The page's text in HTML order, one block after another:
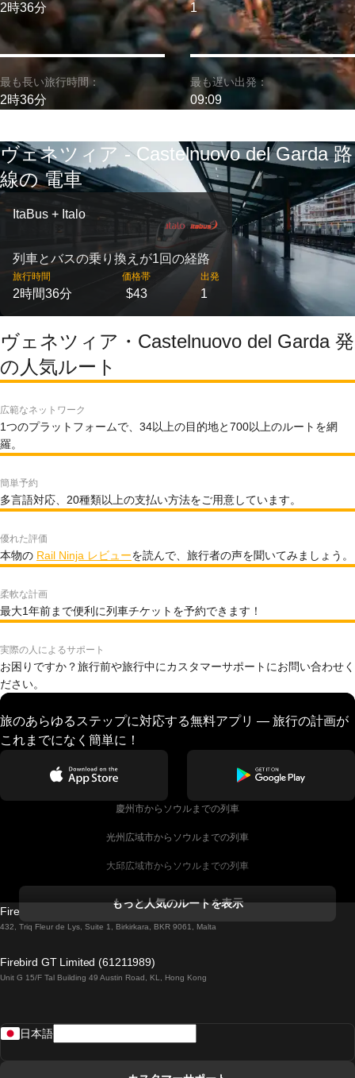
2時36分
最も長い旅行時間：
2時36分
1
最も遅い出発：
09:09
ヴェネツィア - Castelnuovo del Garda 路
線の 電車
ItaBus + Italo
列車とバスの乗り換えが1回の経路
旅行時間
2時間36分
価格帯
$43
出発
1
ヴェネツィア・Castelnuovo del Garda 発
の人気ルート
広範なネットワーク
1つのプラットフォームで、34以上の目的地と700以上のルートを網
羅。
簡単予約
多言語対応、20種類以上の支払い方法をご用意しています。
優れた評価
本物の Rail Ninja レビューを読んで、旅行者の声を聞いてみましょう。
柔軟な計画
最大1年前まで便利に列車チケットを予約できます！
実際の人によるサポート
お困りですか？旅行前や旅行中にカスタマーサポートにお問い合わせく
ださい。
旅のあらゆるステップに対応する無料アプリ — 旅行の計画が
これまでになく簡単に！
慶州市からソウルまでの列車
光州広域市からソウルまでの列車
大邱広域市からソウルまでの列車
ダブリンからゴールウェイまでの列車
ローマからナポリまでの列車
もっと人気のルートを表示
Firebird GT Limited (OC 1451)
432, Triq Fleur de Lys, Suite 1, Birkirkara, BKR 9061, Malta
Firebird GT Limited (61211989)
Unit G 15/F Tal Building 49 Austin Road, KL, Hong Kong
日本語